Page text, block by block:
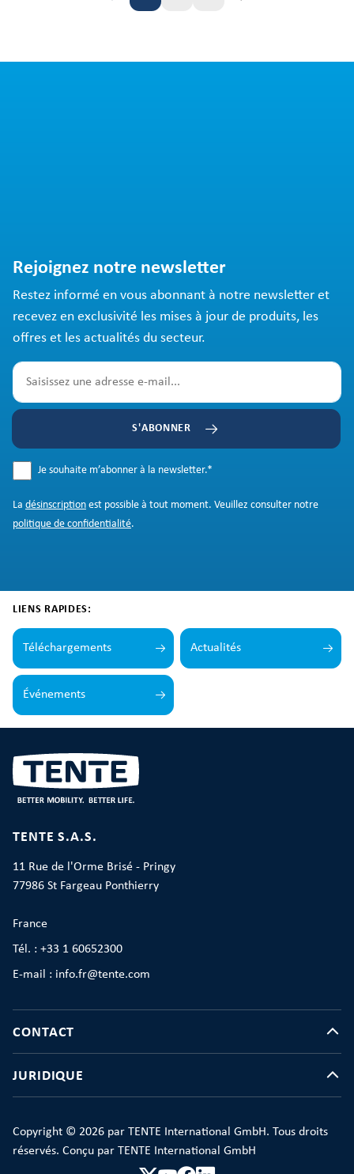
Page
Rejoignez notre newsletter
Restez informé en vous abonnant à notre newsletter et
recevez en exclusivité les mises à jour de produits, les
offres et les actualités du secteur.
S'ABONNER
Je souhaite m’abonner à la newsletter.*
La désinscription est possible à tout moment. Veuillez consulter notre
politique de confidentialité.
LIENS RAPIDES:
Téléchargements Actualités
Événements
TENTE S.A.S.
11 Rue de l'Orme Brisé - Pringy
77986 St Fargeau Ponthierry
France
Tél. : +33 1 60652300
E-mail : info.fr@tente.com
CONTACT
JURIDIQUE
Copyright © 2026 par TENTE International GmbH. Tous droits
réservés. Conçu par TENTE International GmbH